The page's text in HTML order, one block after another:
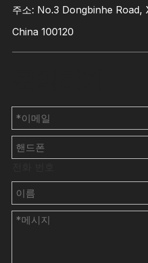
주소: No.3 Dongbinhe Road,
China 100120